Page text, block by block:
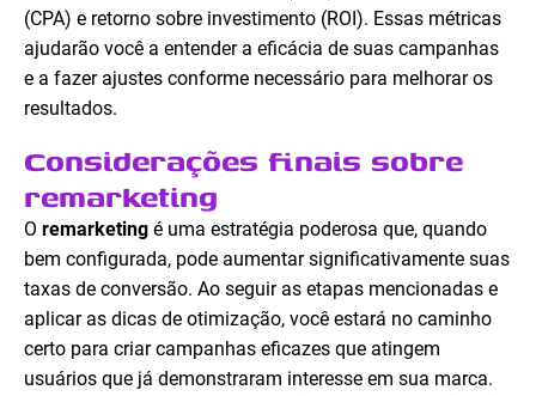
(CPA) e retorno sobre investimento (ROI). Essas métricas
ajudarão você a entender a eficácia de suas campanhas
e a fazer ajustes conforme necessário para melhorar os
resultados.
Considerações finais sobre
remarketing
O remarketing é uma estratégia poderosa que, quando
bem configurada, pode aumentar significativamente suas
taxas de conversão. Ao seguir as etapas mencionadas e
aplicar as dicas de otimização, você estará no caminho
certo para criar campanhas eficazes que atingem
usuários que já demonstraram interesse em sua marca.